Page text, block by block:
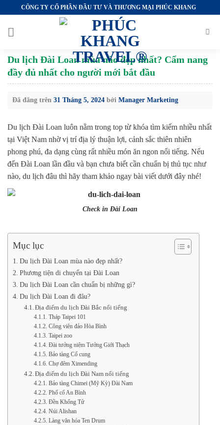
Chuyển
nội
CÔNG TY CỔ PHẦN ĐẦU TƯ VÀ THƯƠNG MẠI PHÚC KHANG
Du lịch Đài Loan mùa nào đẹp nhất? Cẩm nang
đầy đủ nhất cho người mới bắt đầu
Đã đăng trên 31 Tháng 5, 2024 bởi Manager Marketing
Du lịch Đài Loan luôn nằm trong top từ khóa tìm kiếm nhiều nhất
tại Việt Nam nhờ vị trí địa lý thuận lợi, cảnh sắc thiên nhiên
phong phú, đa dạng cùng rất nhiều món ăn ngon nổi tiếng. Nếu
đến Đài Loan lần đầu và bạn chưa biết cần chuẩn bị thủ tục như
nào, du lịch đâu thì hãy tham khảo ngay bài viết dưới đây nhé!
Check in Đài Loan
Mục lục
Du lịch Đài Loan mùa nào đẹp nhất?
Phương tiện di chuyển tại Đài Loan
Du lịch Đài Loan cần chuẩn bị những gì?
Du lịch Đài Loan đi đâu?
Địa điểm du lịch Đài Bắc nổi tiếng
Tháp Taipei 101
Công viên đảo Hòa Bình
Taipei zoo
Đài tưởng niệm Tưởng Giới Thạch
Bảo tàng Cố cung
Chợ đêm Ximending
Địa điểm du lịch Đài Nam nổi tiếng
Bảo tàng Chimei (Mỹ Kỳ) Đài Nam
Phố cổ An Bình
Đền Khổng Tử
Núi Alishan
Làng văn hóa Ten Drum